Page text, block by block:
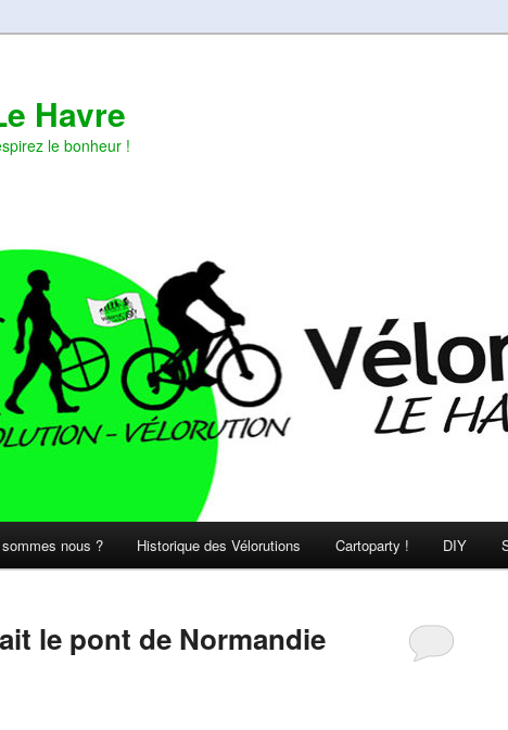
Havre
le bonheur !
nous ? Historique des Vélorutions Cartoparty ! DIY
le pont de Normandie